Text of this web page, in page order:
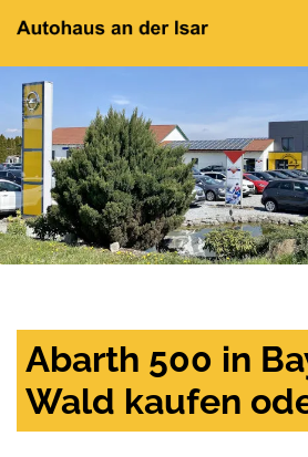
Abarth 500 in
Wald kaufen